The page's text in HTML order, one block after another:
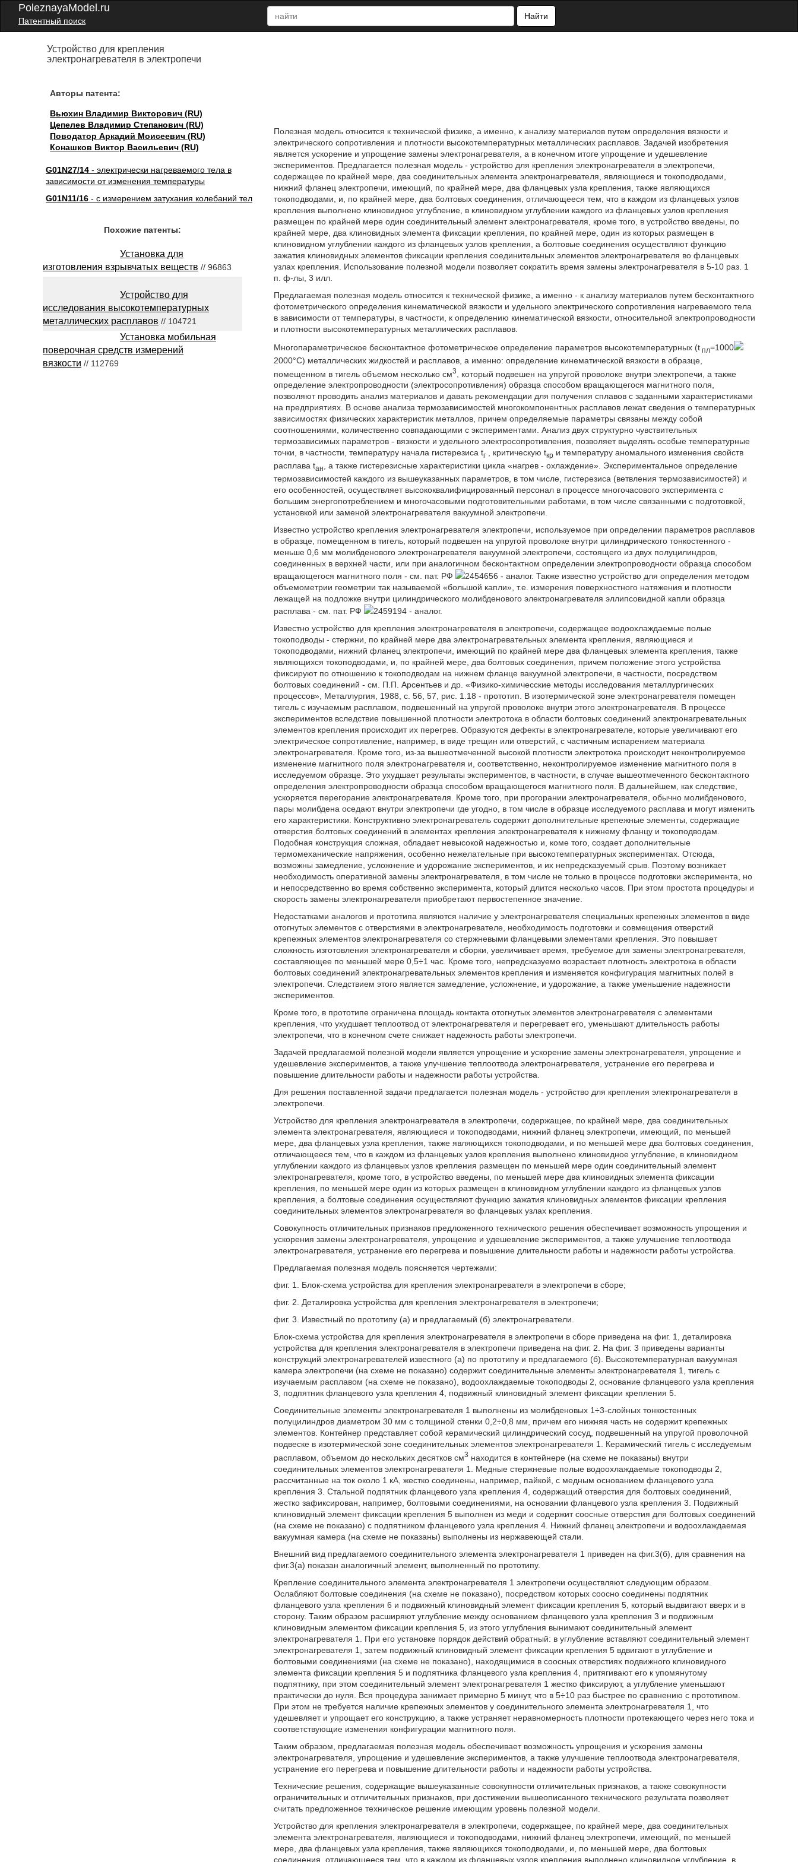
PoleznayaModel.ru
Патентный поиск
Найти
Устройство для крепления
электронагревателя в электропечи
Авторы патента:
Вьюхин Владимир Викторович (RU)
Цепелев Владимир Степанович (RU)
Поводатор Аркадий Моисеевич (RU)
Конашков Виктор Васильевич (RU)
G01N27/14 - электрически нагреваемого тела в
зависимости от изменения температуры
G01N11/16 - с измерением затухания колебаний тел
Полезная модель относится к технической физике, а именно, к анализу материалов путем определения вязкости и
электрического сопротивления и плотности высокотемпературных металлических расплавов. Задачей изобретения
является ускорение и упрощение замены электронагревателя, а в конечном итоге упрощение и удешевление
экспериментов. Предлагается полезная модель - устройство для крепления электронагревателя в электропечи,
содержащее по крайней мере, два соединительных элемента электронагревателя, являющиеся и токоподводами,
нижний фланец электропечи, имеющий, по крайней мере, два фланцевых узла крепления, также являющихся
токоподводами, и, по крайней мере, два болтовых соединения, отличающееся тем, что в каждом из фланцевых узлов
крепления выполнено клиновидное углубление, в клиновидном углублении каждого из фланцевых узлов крепления
размещен по крайней мере один соединительный элемент электронагревателя, кроме того, в устройство введены, по
крайней мере, два клиновидных элемента фиксации крепления, по крайней мере, один из которых размещен в
клиновидном углублении каждого из фланцевых узлов крепления, а болтовые соединения осуществляют функцию
зажатия клиновидных элементов фиксации крепления соединительных элементов электронагревателя во фланцевых
узлах крепления. Использование полезной модели позволяет сократить время замены электронагревателя в 5-10 раз. 1
п. ф-лы, 3 илл.
Предлагаемая полезная модель относится к технической физике, а именно - к анализу материалов путем бесконтактного
фотометрического определения кинематической вязкости и удельного электрического сопротивления нагреваемого тела
в зависимости от температуры, в частности, к определению кинематической вязкости, относительной электропроводности
и плотности высокотемпературных металлических расплавов.
Многопараметрическое бесконтактное фотометрическое определение параметров высокотемпературных (tпл=1000
2000°C) металлических жидкостей и расплавов, а именно: определение кинематической вязкости в образце,
помещенном в тигель объемом несколько см3
, который подвешен на упругой проволоке внутри электропечи, а также
определение электропроводности (электросопротивления) образца способом вращающегося магнитного поля,
позволяют проводить анализ материалов и давать рекомендации для получения сплавов с заданными характеристиками
на предприятиях. В основе анализа термозависимостей многокомпонентных расплавов лежат сведения о температурных
зависимостях физических характеристик металлов, причем определяемые параметры связаны между собой
соотношениями, количественно совпадающими с экспериментами. Анализ двух структурно чувствительных
термозависимых параметров - вязкости и удельного электросопротивления, позволяет выделять особые температурные
точки, в частности, температуру начала гистерезиса tг, критическую tкр и температуру аномального изменения свойств
расплава tан, а также гистерезисные характеристики цикла «нагрев - охлаждение». Экспериментальное определение
термозависимостей каждого из вышеуказанных параметров, в том числе, гистерезиса (ветвления термозависимостей) и
его особенностей, осуществляет высококвалифицированный персонал в процессе многочасового эксперимента с
большим энергопотреблением и многочасовыми подготовительными работами, в том числе связанными с подготовкой,
установкой или заменой электронагревателя вакуумной электропечи.
Известно устройство крепления электронагревателя электропечи, используемое при определении параметров расплавов
в образце, помещенном в тигель, который подвешен на упругой проволоке внутри цилиндрического тонкостенного -
меньше 0,6 мм молибденового электронагревателя вакуумной электропечи, состоящего из двух полуцилиндров,
соединенных в верхней части, или при аналогичном бесконтактном определении электропроводности образца способом
вращающегося магнитного поля - см. пат. РФ
2454656 - аналог. Также известно устройство для определения методом
объемометрии геометрии так называемой «большой капли», т.е. измерения поверхностного натяжения и плотности
лежащей на подложке внутри цилиндрического молибденового электронагревателя эллипсовидной капли образца
расплава - см. пат. РФ
2459194 - аналог.
Известно устройство для крепления электронагревателя в электропечи, содержащее водоохлаждаемые полые
токоподводы - стержни, по крайней мере два электронагревательных элемента крепления, являющиеся и
токоподводами, нижний фланец электропечи, имеющий по крайней мере два фланцевых элемента крепления, также
являющихся токоподводами, и, по крайней мере, два болтовых соединения, причем положение этого устройства
фиксируют по отношению к токоподводам на нижнем фланце вакуумной электропечи, в частности, посредством
болтовых соединений - см. П.П. Арсентьев и др. «Физико-химичесские методы исследования металлургических
процессов», Металлургия, 1988, с. 56, 57, рис. 1.18 - прототип. В изотермической зоне электронагревателя помещен
тигель с изучаемым расплавом, подвешенный на упругой проволоке внутри этого электронагревателя. В процессе
экспериментов вследствие повышенной плотности электротока в области болтовых соединений электронагревательных
элементов крепления происходит их перегрев. Образуются дефекты в электронагревателе, которые увеличивают его
электрическое сопротивление, например, в виде трещин или отверстий, с частичным испарением материала
электронагревателя. Кроме того, из-за вышеотмеченной высокой плотности электротока происходит неконтролируемое
изменение магнитного поля электронагревателя и, соответственно, неконтролируемое изменение магнитного поля в
исследуемом образце. Это ухудшает результаты экспериментов, в частности, в случае вышеотмеченного бесконтактного
определения электропроводности образца способом вращающегося магнитного поля. В дальнейшем, как следствие,
ускоряется перегорание электронагревателя. Кроме того, при прогорании электронагревателя, обычно молибденового,
пары молибдена оседают внутри электропечи где угодно, в том числе в образце исследуемого расплава и могут изменить
его характеристики. Конструктивно электронагреватель содержит дополнительные крепежные элементы, содержащие
отверстия болтовых соединений в элементах крепления электронагревателя к нижнему фланцу и токоподводам.
Подобная конструкция сложная, обладает невысокой надежностью и, коме того, создает дополнительные
термомеханические напряжения, особенно нежелательные при высокотемпературных экспериментах. Отсюда,
возможны замедление, усложнение и удорожание экспериментов, и их непредсказуемый срыв. Поэтому возникает
необходимость оперативной замены электронагревателя, в том числе не только в процессе подготовки эксперимента, но
и непосредственно во время собственно эксперимента, который длится несколько часов. При этом простота процедуры и
скорость замены электронагревателя приобретают первостепенное значение.
Недостатками аналогов и прототипа являются наличие у электронагревателя специальных крепежных элементов в виде
отогнутых элементов с отверстиями в электронагревателе, необходимость подготовки и совмещения отверстий
крепежных элементов электронагревателя со стержневыми фланцевыми элементами крепления. Это повышает
сложность изготовления электронагревателя и сборки, увеличивает время, требуемое для замены электронагревателя,
составляющее по меньшей мере 0,5÷1 час. Кроме того, непредсказуемо возрастает плотность электротока в области
болтовых соединений электронагревательных элементов крепления и изменяется конфигурация магнитных полей в
электропечи. Следствием этого является замедление, усложнение, и удорожание, а также уменьшение надежности
экспериментов.
Кроме того, в прототипе ограничена площадь контакта отогнутых элементов электронагревателя с элементами
крепления, что ухудшает теплоотвод от электронагревателя и перегревает его, уменьшают длительность работы
электропечи, что в конечном счете снижает надежность работы электропечи.
Задачей предлагаемой полезной модели является упрощение и ускорение замены электронагревателя, упрощение и
удешевление экспериментов, а также улучшение теплоотвода электронагревателя, устранение его перегрева и
повышение длительности работы и надежности работы устройства.
Для решения поставленной задачи предлагается полезная модель - устройство для крепления электронагревателя в
электропечи.
Устройство для крепления электронагревателя в электропечи, содержащее, по крайней мере, два соединительных
элемента электронагревателя, являющиеся и токоподводами, нижний фланец электропечи, имеющий, по меньшей
мере, два фланцевых узла крепления, также являющихся токоподводами, и по меньшей мере два болтовых соединения,
отличающееся тем, что в каждом из фланцевых узлов крепления выполнено клиновидное углубление, в клиновидном
углублении каждого из фланцевых узлов крепления размещен по меньшей мере один соединительный элемент
электронагревателя, кроме того, в устройство введены, по меньшей мере два клиновидных элемента фиксации
крепления, по меньшей мере один из которых размещен в клиновидном углублении каждого из фланцевых узлов
крепления, а болтовые соединения осуществляют функцию зажатия клиновидных элементов фиксации крепления
соединительных элементов электронагревателя во фланцевых узлах крепления.
Совокупность отличительных признаков предложенного технического решения обеспечивает возможность упрощения и
ускорения замены электронагревателя, упрощение и удешевление экспериментов, а также улучшение теплоотвода
электронагревателя, устранение его перегрева и повышение длительности работы и надежности работы устройства.
Предлагаемая полезная модель поясняется чертежами:
фиг. 1. Блок-схема устройства для крепления электронагревателя в электропечи в сборе;
фиг. 2. Деталировка устройства для крепления электронагревателя в электропечи;
фиг. 3. Известный по прототипу (а) и предлагаемый (б) электронагреватели.
Блок-схема устройства для крепления электронагревателя в электропечи в сборе приведена на фиг. 1, деталировка
устройства для крепления электронагревателя в электропечи приведена на фиг. 2. На фиг. 3 приведены варианты
конструкций электронагревателей известного (а) по прототипу и предлагаемого (б). Высокотемпературная вакуумная
камера электропечи (на схеме не показано) содержит соединительные элементы электронагревателя 1, тигель с
изучаемым расплавом (на схеме не показано), водоохлаждаемые токоподводы 2, основание фланцевого узла крепления
3, подпятник фланцевого узла крепления 4, подвижный клиновидный элемент фиксации крепления 5.
Соединительные элементы электронагревателя 1 выполнены из молибденовых 1÷3-слойных тонкостенных
полуцилиндров диаметром 30 мм с толщиной стенки 0,2÷0,8 мм, причем его нижняя часть не содержит крепежных
элементов. Контейнер представляет собой керамический цилиндрический сосуд, подвешенный на упругой проволочной
подвеске в изотермической зоне соединительных элементов электронагревателя 1. Керамический тигель с исследуемым
расплавом, объемом до нескольких десятков см3 находится в контейнере (на схеме не показаны) внутри
соединительных элементов электронагревателя 1. Медные стержневые полые водоохлаждаемые токоподводы 2,
рассчитанные на ток около 1 кА, жестко соединены, например, пайкой, с медным основанием фланцевого узла
крепления 3. Стальной подпятник фланцевого узла крепления 4, содержащий отверстия для болтовых соединений,
жестко зафиксирован, например, болтовыми соединениями, на основании фланцевого узла крепления 3. Подвижный
клиновидный элемент фиксации крепления 5 выполнен из меди и содержит соосные отверстия для болтовых соединений
(на схеме не показано) с подпятником фланцевого узла крепления 4. Нижний фланец электропечи и водоохлаждаемая
вакуумная камера (на схеме не показаны) выполнены из нержавеющей стали.
Внешний вид предлагаемого соединительного элемента электронагревателя 1 приведен на фиг.3(б), для сравнения на
фиг.3(а) показан аналогичный элемент, выполненный по прототипу.
Крепление соединительного элемента электронагревателя 1 электропечи осуществляют следующим образом.
Ослабляют болтовые соединения (на схеме не показано), посредством которых соосно соединены подпятник
фланцевого узла крепления 6 и подвижный клиновидный элемент фиксации крепления 5, который выдвигают вверх и в
сторону. Таким образом расширяют углубление между основанием фланцевого узла крепления 3 и подвижным
клиновидным элементом фиксации крепления 5, из этого углубления вынимают соединительный элемент
электронагревателя 1. При его установке порядок действий обратный: в углубление вставляют соединительный элемент
электронагревателя 1, затем подвижный клиновидный элемент фиксации крепления 5 вдвигают в углубление и
болтовыми соединениями (на схеме не показано), находящимися в соосных отверстиях подвижного клиновидного
элемента фиксации крепления 5 и подпятника фланцевого узла крепления 4, притягивают его к упомянутому
подпятнику, при этом соединительный элемент электронагревателя 1 жестко фиксируют, а углубление уменьшают
практически до нуля. Вся процедура занимает примерно 5 минут, что в 5÷10 раз быстрее по сравнению с прототипом.
При этом не требуется наличие крепежных элементов у соединительного элемента электронагревателя 1, что
удешевляет и упрощает его конструкцию, а также устраняет неравномерность плотности протекающего через него тока и
соответствующие изменения конфигурации магнитного поля.
Таким образом, предлагаемая полезная модель обеспечивает возможность упрощения и ускорения замены
электронагревателя, упрощение и удешевление экспериментов, а также улучшение теплоотвода электронагревателя,
устранение его перегрева и повышение длительности работы и надежности работы устройства.
Технические решения, содержащие вышеуказанные совокупности отличительных признаков, а также совокупности
ограничительных и отличительных признаков, при достижении вышеописанного технического результата позволяет
считать предложенное техническое решение имеющим уровень полезной модели.
Устройство для крепления электронагревателя в электропечи, содержащее, по крайней мере, два соединительных
элемента электронагревателя, являющиеся и токоподводами, нижний фланец электропечи, имеющий, по меньшей
мере, два фланцевых узла крепления, также являющихся токоподводами, и, по меньшей мере, два болтовых
соединения, отличающееся тем, что в каждом из фланцевых узлов крепления выполнено клиновидное углубление, в
Похожие патенты:
Установка для
изготовления взрывчатых веществ // 96863
Устройство для
исследования высокотемпературных
металлических расплавов // 104721
Установка мобильная
поверочная средств измерений
вязкости // 112769